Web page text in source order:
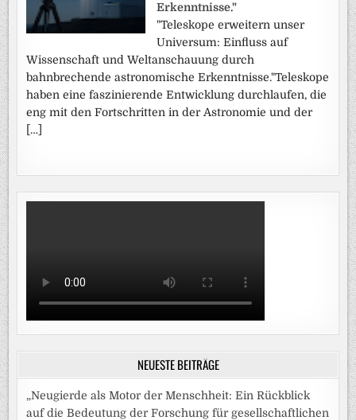
Erkenntnisse."
"Teleskope erweitern unser
Universum: Einfluss auf
Wissenschaft und Weltanschauung durch
bahnbrechende astronomische Erkenntnisse."Teleskope
haben eine faszinierende Entwicklung durchlaufen, die
eng mit den Fortschritten in der Astronomie und der
[…]
NEUESTE BEITRÄGE
„Neugierde als Motor der Menschheit: Ein Rückblick
auf die Bedeutung der Forschung für gesellschaftlichen